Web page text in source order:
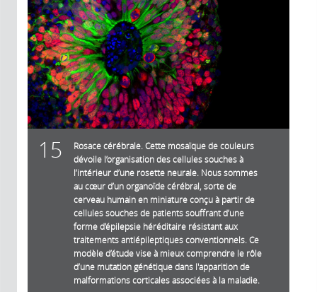
15
Rosace cérébrale. Cette mosaïque de couleurs
dévoile l’organisation des cellules souches à
l’intérieur d’une rosette neurale. Nous sommes
au cœur d’un organoïde cérébral, sorte de
cerveau humain en miniature conçu à partir de
cellules souches de patients souffrant d’une
forme d'épilepsie héréditaire résistant aux
traitements antiépileptiques conventionnels. Ce
modèle d’étude vise à mieux comprendre le rôle
d’une mutation génétique dans l'apparition de
malformations corticales associées à la maladie.